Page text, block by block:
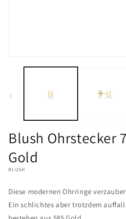
Blush Ohrstecker
Gold
BLUSH
Diese modernen Ohrringe
Ein schlichtes aber trotzdem